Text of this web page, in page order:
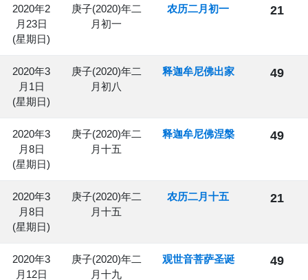
2020年2
月23日
(星期日)
庚子(2020)年二
月初一
农历二月初一 21
2020年3
月1日
(星期日)
庚子(2020)年二
月初八
释迦牟尼佛出家 49
2020年3
月8日
(星期日)
庚子(2020)年二
月十五
释迦牟尼佛涅槃 49
2020年3
月8日
(星期日)
庚子(2020)年二
月十五
农历二月十五 21
2020年3
月12日
庚子(2020)年二
月十九
观世音菩萨圣诞 49